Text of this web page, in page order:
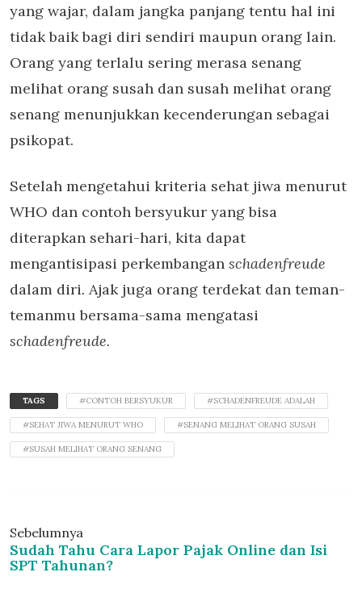
yang wajar, dalam jangka panjang tentu hal ini
tidak baik bagi diri sendiri maupun orang lain.
Orang yang terlalu sering merasa senang
melihat orang susah dan susah melihat orang
senang menunjukkan kecenderungan sebagai
psikopat.
Setelah mengetahui kriteria sehat jiwa menurut
WHO dan contoh bersyukur yang bisa
diterapkan sehari-hari, kita dapat
mengantisipasi perkembangan schadenfreude
dalam diri. Ajak juga orang terdekat dan teman-
temanmu bersama-sama mengatasi
schadenfreude.
TAGS #CONTOH BERSYUKUR #SCHADENFREUDE ADALAH
#SEHAT JIWA MENURUT WHO #SENANG MELIHAT ORANG SUSAH
#SUSAH MELIHAT ORANG SENANG
Sebelumnya
Sudah Tahu Cara Lapor Pajak Online dan Isi
SPT Tahunan?